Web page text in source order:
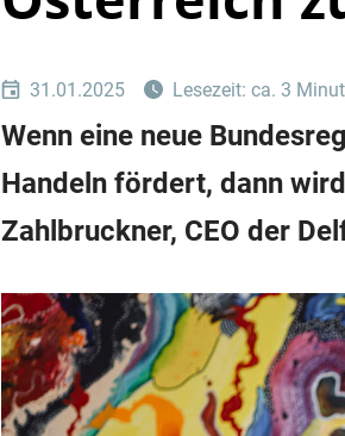
31.01.2025 Lesezeit: ca. 3
Wenn eine neue
Handeln fördert, dann
Zahlbruckner, CEO der